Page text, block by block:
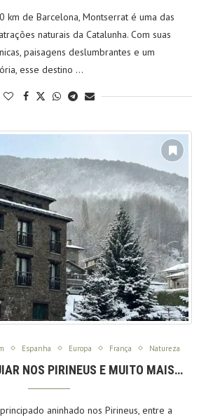
km de Barcelona, Montserrat é uma das
naturais da Catalunha. Com suas
paisagens deslumbrantes e um
esse destino …
Espanha Europa França Natureza
NOS PIRINEUS E MUITO MAIS…
aninhado nos Pirineus, entre a